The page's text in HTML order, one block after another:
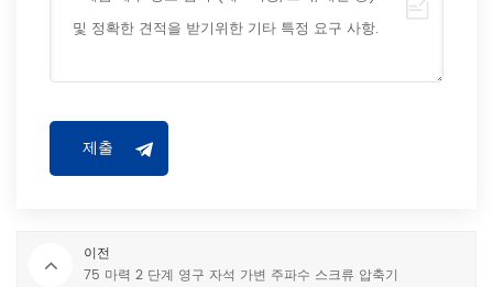
이전
75 마력 2 단계 영구 자석 가변 주파수 스크류 압축기